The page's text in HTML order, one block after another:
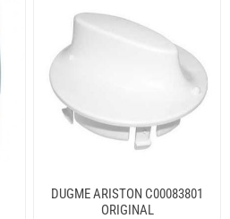
DUGME ARISTON C00083801
ORIGINAL